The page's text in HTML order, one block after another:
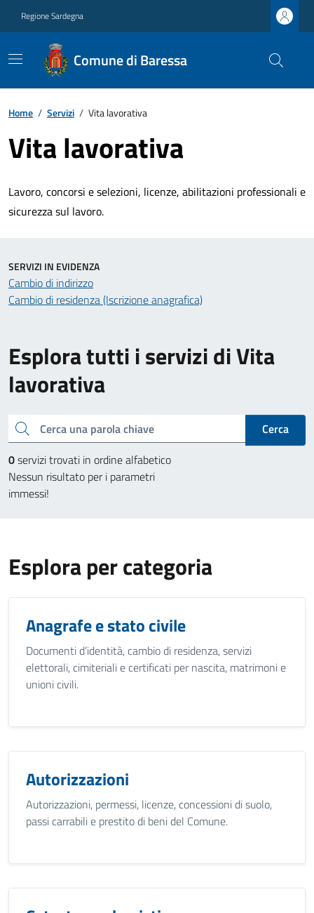
Regione Sardegna
Comune di Baressa
Home / Servizi / Vita lavorativa
Vita lavorativa
Lavoro, concorsi e selezioni, licenze, abilitazioni professionali e
sicurezza sul lavoro.
Esplora tutti i servizi di Vita
lavorativa
Cerca una parola chiave
Cerca
0servizi trovati in ordine alfabetico
Nessun risultato per i parametri
immessi!
SERVIZI IN EVIDENZA
Cambio di indirizzo
Cambio di residenza (Iscrizione anagrafica)
Esplora per categoria
Anagrafe e stato civile
Documenti d’identità, cambio di residenza, servizi
elettorali, cimiteriali e certificati per nascita, matrimoni e
unioni civili.
Autorizzazioni
Autorizzazioni, permessi, licenze, concessioni di suolo,
passi carrabili e prestito di beni del Comune.